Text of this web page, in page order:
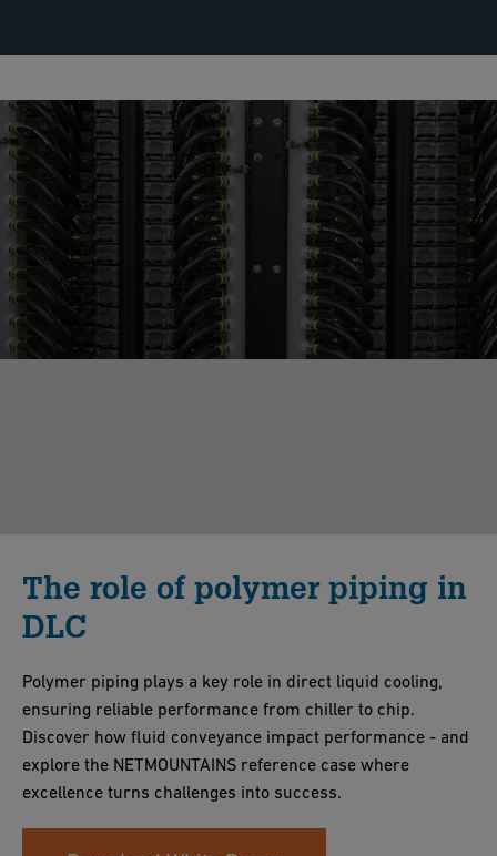
The role of polymer piping in
DLC
Polymer piping plays a key role in direct liquid cooling,
ensuring reliable performance from chiller to chip.
Discover how fluid conveyance impact performance - and
explore the NETMOUNTAINS reference case where
excellence turns challenges into success.